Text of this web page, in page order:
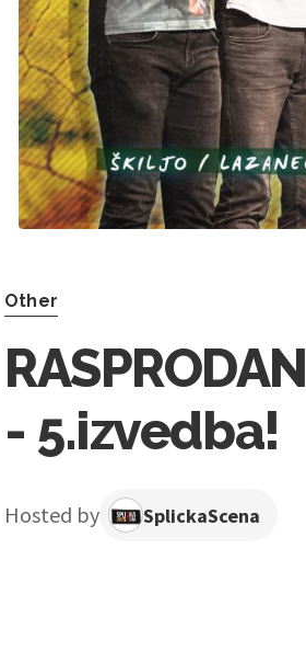
Other
- 5.izvedba!
Hosted by SplickaScena